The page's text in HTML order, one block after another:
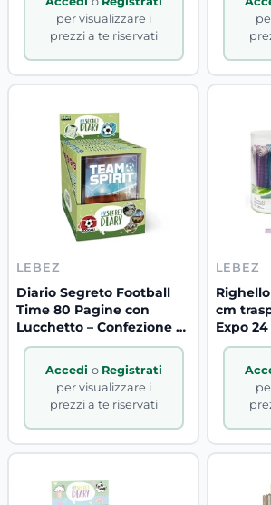
per visualizzare i
prezzi a te riservati
LEBEZ
Diario Segreto Football
Time 80 Pagine con
Lucchetto – Confezione 6
Pz
Accedi o Registrati
per visualizzare i
prezzi a te riservati
LEBEZ
cm
Expo